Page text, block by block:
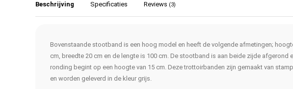
Beschrijving Specificaties Reviews (3)
Bovenstaande stootband is een hoog model en heeft de volgende afmetingen;
cm, breedte 20 cm en de lengte is 100 cm. De stootband is aan beide zijde afgerond
ronding begint op een hoogte van 15 cm. Deze trottoirbanden zijn gemaakt van
en worden geleverd in de kleur grijs.